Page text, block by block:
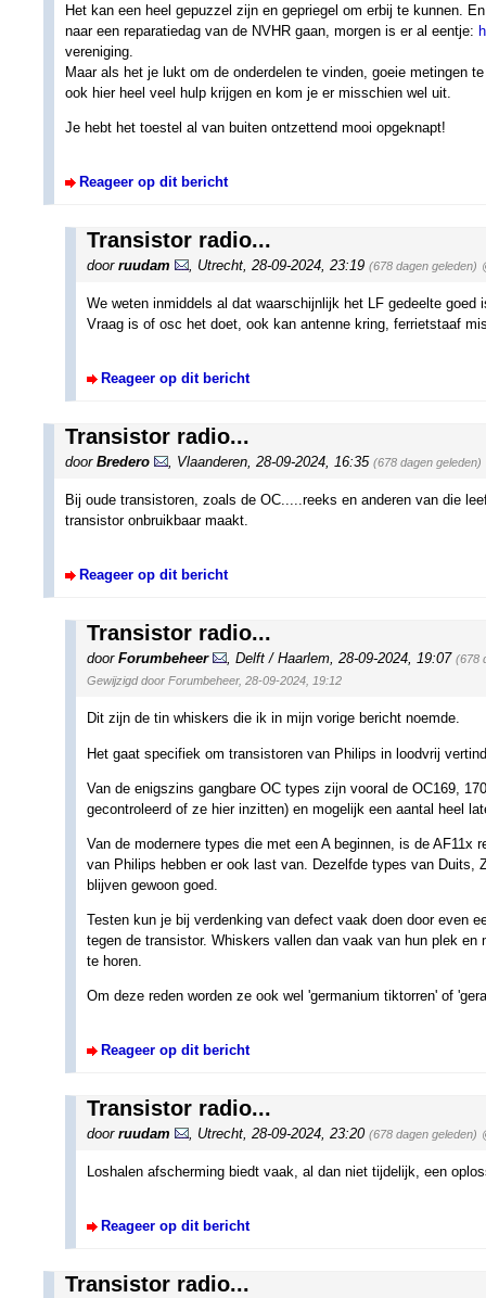
Het kan een heel gepuzzel zijn en gepriegel om erbij te kunnen.
naar een reparatiedag van de NVHR gaan, morgen is er al eentje:
vereniging.
Maar als het je lukt om de onderdelen te vinden, goeie metingen
ook hier heel veel hulp krijgen en kom je er misschien wel uit.
Je hebt het toestel al van buiten ontzettend mooi opgeknapt!
Reageer op dit bericht
Transistor radio...
door ruudam , Utrecht, 28-09-2024, 23:19 (678 dagen geleden)
We weten inmiddels al dat waarschijnlijk het LF gedeelte goed
Vraag is of osc het doet, ook kan antenne kring, ferrietstaaf
Reageer op dit bericht
Transistor radio...
door Bredero , Vlaanderen, 28-09-2024, 16:35 (678 dagen geleden)
Bij oude transistoren, zoals de OC.....reeks en anderen van die
transistor onbruikbaar maakt.
Reageer op dit bericht
Transistor radio...
door Forumbeheer , Delft / Haarlem, 28-09-2024, 19:07 (678
Gewijzigd door Forumbeheer, 28-09-2024, 19:12
Dit zijn de tin whiskers die ik in mijn vorige bericht noemde.
Het gaat specifiek om transistoren van Philips in loodvrij
Van de enigszins gangbare OC types zijn vooral de OC169,
gecontroleerd of ze hier inzitten) en mogelijk een aantal heel
Van de modernere types die met een A beginnen, is de
van Philips hebben er ook last van. Dezelfde types van Duits,
blijven gewoon goed.
Testen kun je bij verdenking van defect vaak doen door even
tegen de transistor. Whiskers vallen dan vaak van hun plek
te horen.
Om deze reden worden ze ook wel 'germanium tiktorren' of
Reageer op dit bericht
Transistor radio...
door ruudam , Utrecht, 28-09-2024, 23:20 (678 dagen geleden)
Loshalen afscherming biedt vaak, al dan niet tijdelijk, een
Reageer op dit bericht
Transistor radio...